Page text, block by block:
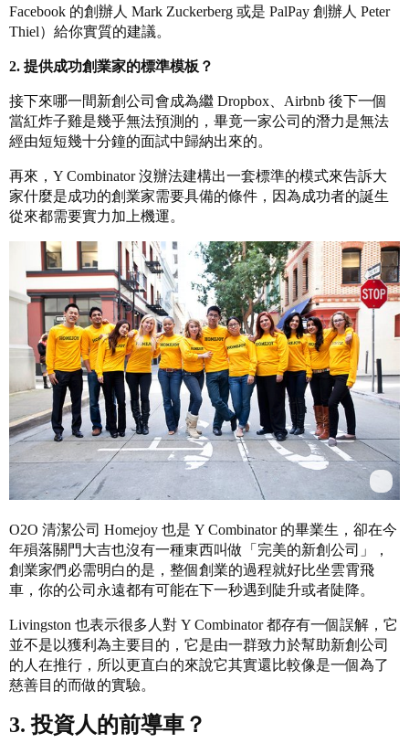
Facebook 的創辦人 Mark Zuckerberg 或是 PalPay 創辦人 Peter
Thiel）給你實質的建議。
2. 提供成功創業家的標準模板？
接下來哪一間新創公司會成為繼 Dropbox、Airbnb 後下一個
當紅炸子雞是幾乎無法預測的，畢竟一家公司的潛力是無法
經由短短幾十分鐘的面試中歸納出來的。
再來，Y Combinator 沒辦法建構出一套標準的模式來告訴大
家什麼是成功的創業家需要具備的條件，因為成功者的誕生
從來都需要實力加上機運。
O2O 清潔公司 Homejoy 也是 Y Combinator 的畢業生，卻在今
年殞落關門大吉也沒有一種東西叫做「完美的新創公司」，
創業家們必需明白的是，整個創業的過程就好比坐雲霄飛
車，你的公司永遠都有可能在下一秒遇到陡升或者陡降。
Livingston 也表示很多人對 Y Combinator 都存有一個誤解，它
並不是以獲利為主要目的，它是由一群致力於幫助新創公司
的人在推行，所以更直白的來說它其實還比較像是一個為了
慈善目的而做的實驗。
3. 投資人的前導車？